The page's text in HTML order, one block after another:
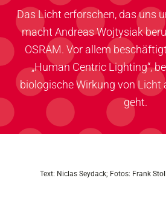
Das Licht erforschen, das uns
macht Andreas Wojtysiak
OSRAM. Vor allem
„Human Centric Lighting“,
biologische Wirkung von Licht
geht.
Text: Niclas Seydack; Fotos: Frank